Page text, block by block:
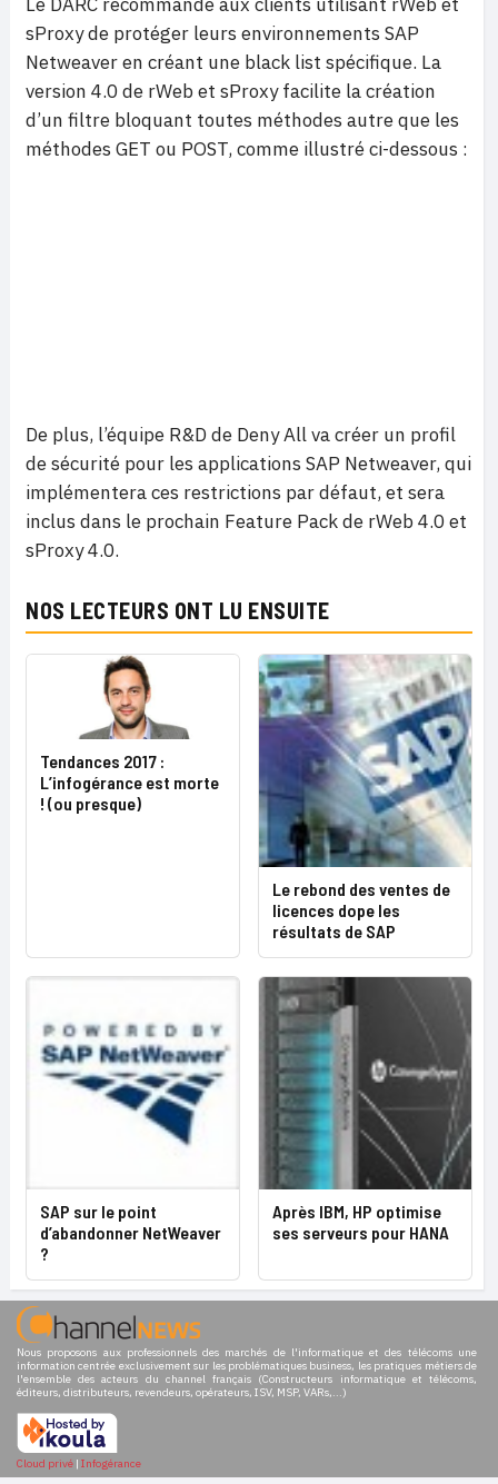
sProxy de protéger leurs environnements SAP
Netweaver en créant une black list spécifique. La
version 4.0 de rWeb et sProxy facilite la création
d’un filtre bloquant toutes méthodes autre que les
méthodes GET ou POST, comme illustré ci-dessous :
De plus, l’équipe R&D de Deny All va créer un profil
de sécurité pour les applications SAP Netweaver, qui
implémentera ces restrictions par défaut, et sera
inclus dans le prochain Feature Pack de rWeb 4.0 et
sProxy 4.0.
NOS LECTEURS ONT LU ENSUITE
Tendances 2017 :
L’infogérance est morte
! (ou presque)
Le rebond des ventes de
licences dope les
résultats de SAP
SAP sur le point
d’abandonner NetWeaver
?
Après IBM, HP optimise
ses serveurs pour HANA
Nous proposons aux professionnels des marchés de l'informatique et des télécoms une
information centrée exclusivement sur les problématiques business, les pratiques métiers de
l'ensemble des acteurs du channel français (Constructeurs informatique et télécoms,
éditeurs, distributeurs, revendeurs, opérateurs, ISV, MSP, VARs,...)
Cloud privé | Infogérance